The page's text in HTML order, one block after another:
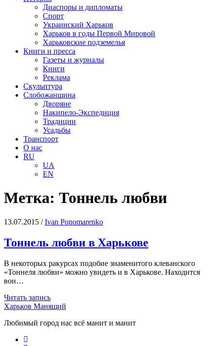
Диаспоры и дипломаты
Спорт
Украинский Харьков
Харьков в годы Первой Мировой
Харьковские подземелья
Книги и пресса
Газеты и журналы
Книги
Реклама
Скульптура
Слобожанщина
Дворяне
Накипело-Экспедиция
Традиции
Усадьбы
Транспорт
О нас
RU
UA
EN
Метка: Тоннель любви
13.07.2015 /Іvan Ponomarenko
Тоннель любви в Харькове
В некоторых ракурсах подобие знаменитого клеванского
«Тоннеля любви» можно увидеть и в Харькове. Находится
вон…
Читать записьТоннель
любви
Харькове
Харьков Манящий
Любимый город нас всё манит и манит